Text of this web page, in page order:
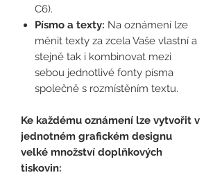
C6).
Písmo a texty: Na oznámení lze
měnit texty za zcela Vaše vlastní a
stejně tak i kombinovat mezi
sebou jednotlivé fonty písma
společně s rozmístěním textu.
Ke každému oznámení lze vytvořit v
jednotném grafickém designu
velké množství doplňkových
tiskovin: